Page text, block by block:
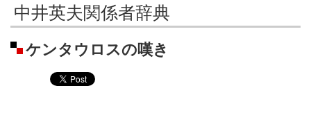
中井英夫関係者辞典
ケンタウロスの嘆き